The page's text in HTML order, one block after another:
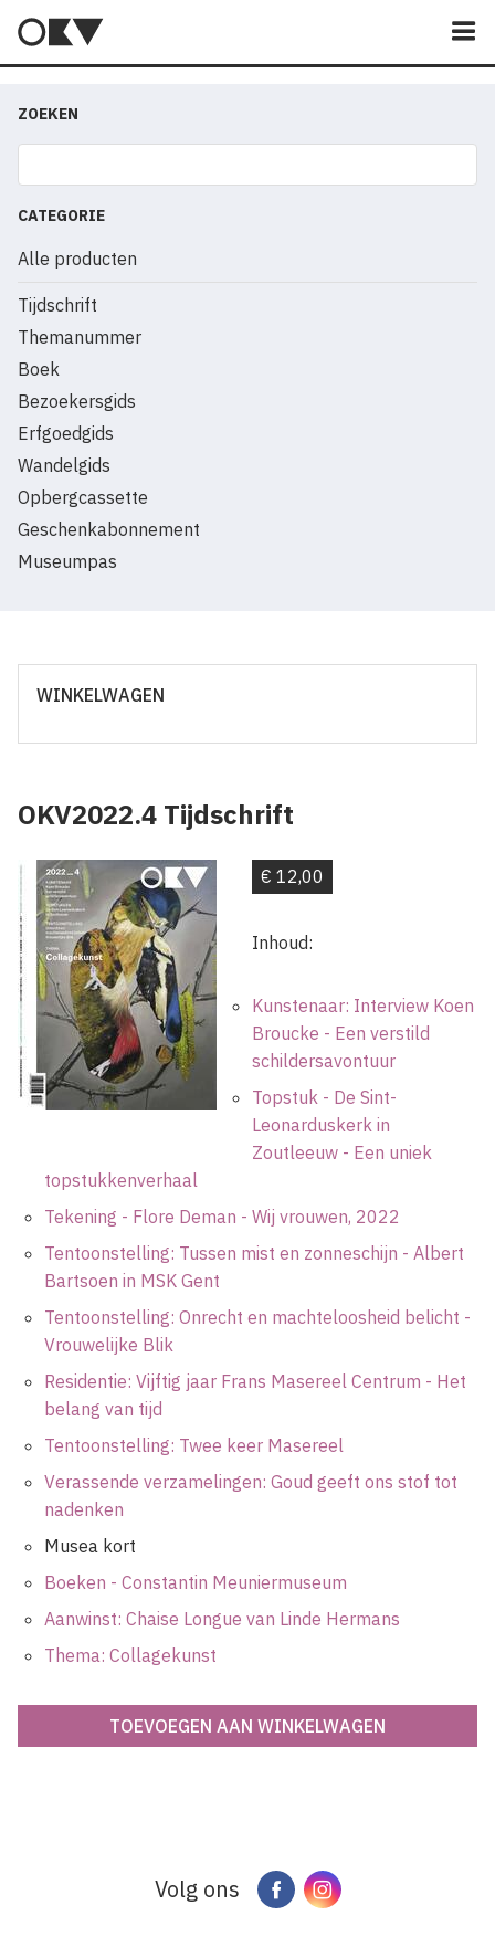
OKV2022.4 Tijdschrift
€ 12,00
Inhoud:
Kunstenaar: Interview Koen
Broucke - Een verstild
schildersavontuur
Topstuk - De Sint-
Leonarduskerk in
Zoutleeuw - Een uniek
topstukkenverhaal
Tekening - Flore Deman - Wij vrouwen, 2022
Tentoonstelling: Tussen mist en zonneschijn - Albert
Bartsoen in MSK Gent
Tentoonstelling: Onrecht en machteloosheid belicht -
Vrouwelijke Blik
Residentie: Vijftig jaar Frans Masereel Centrum - Het
belang van tijd
Tentoonstelling: Twee keer Masereel
Verassende verzamelingen: Goud geeft ons stof tot
nadenken
Musea kort
Boeken - Constantin Meuniermuseum
Aanwinst: Chaise Longue van Linde Hermans
Thema: Collagekunst
ZOEKEN
CATEGORIE
Alle producten
Tijdschrift
Themanummer
Boek
Bezoekersgids
Erfgoedgids
Wandelgids
Opbergcassette
Geschenkabonnement
Museumpas
WINKELWAGEN
Volg ons FacebookInstagram